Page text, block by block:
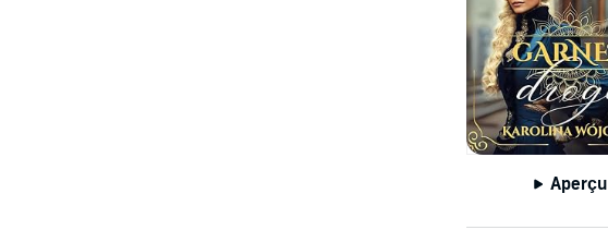
Aperçu